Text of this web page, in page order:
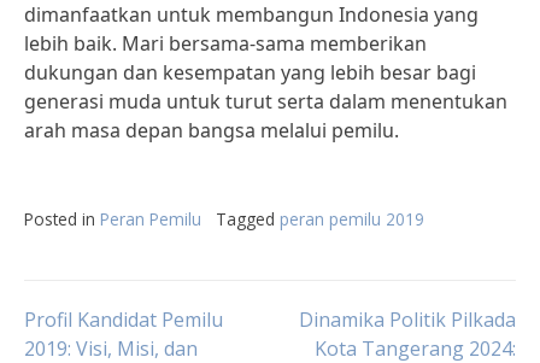
dimanfaatkan untuk membangun Indonesia yang
lebih baik. Mari bersama-sama memberikan
dukungan dan kesempatan yang lebih besar bagi
generasi muda untuk turut serta dalam menentukan
arah masa depan bangsa melalui pemilu.
Posted in Peran Pemilu Tagged peran pemilu 2019
Post
Profil Kandidat Pemilu
2019: Visi, Misi, dan
Dinamika Politik Pilkada
Kota Tangerang 2024: